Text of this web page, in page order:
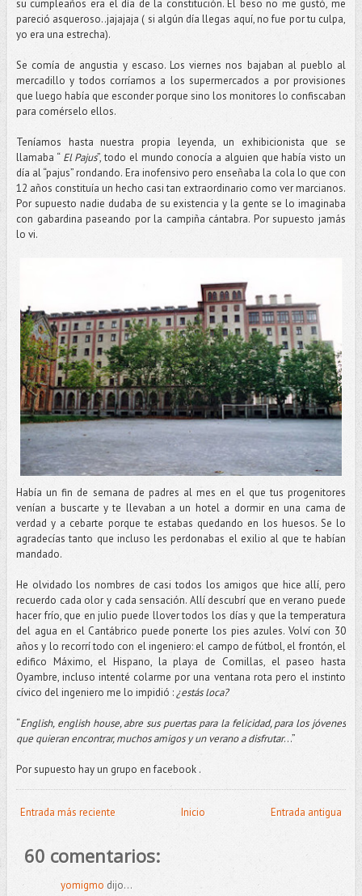
su cumpleaños era el día de la constitución. El beso no me gustó, me
pareció asqueroso..jajajaja ( si algún día llegas aquí, no fue por tu culpa,
yo era una estrecha).
Se comía de angustia y escaso. Los viernes nos bajaban al pueblo al
mercadillo y todos corríamos a los supermercados a por provisiones
que luego había que esconder porque sino los monitores lo confiscaban
para comérselo ellos.
Teníamos hasta nuestra propia leyenda, un exhibicionista que se
llamaba “ El Pajus”, todo el mundo conocía a alguien que había visto un
día al “pajus” rondando. Era inofensivo pero enseñaba la cola lo que con
12 años constituía un hecho casi tan extraordinario como ver marcianos.
Por supuesto nadie dudaba de su existencia y la gente se lo imaginaba
con gabardina paseando por la campiña cántabra. Por supuesto jamás
lo vi.
Había un fin de semana de padres al mes en el que tus progenitores
venían a buscarte y te llevaban a un hotel a dormir en una cama de
verdad y a cebarte porque te estabas quedando en los huesos. Se lo
agradecías tanto que incluso les perdonabas el exilio al que te habían
mandado.
He olvidado los nombres de casi todos los amigos que hice allí, pero
recuerdo cada olor y cada sensación. Allí descubrí que en verano puede
hacer frío, que en julio puede llover todos los días y que la temperatura
del agua en el Cantábrico puede ponerte los pies azules. Volví con 30
años y lo recorrí todo con el ingeniero: el campo de fútbol, el frontón, el
edifico Máximo, el Hispano, la playa de Comillas, el paseo hasta
Oyambre, incluso intenté colarme por una ventana rota pero el instinto
cívico del ingeniero me lo impidió :¿estás loca?
“English, english house, abre sus puertas para la felicidad, para los jóvenes
que quieran encontrar, muchos amigos y un verano a disfrutar...”
Por supuesto hay un grupo en facebook .
Entrada más reciente Entrada antigua
Inicio
60 comentarios:
yomigmo dijo...